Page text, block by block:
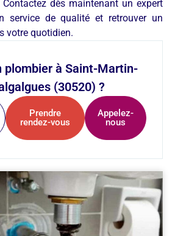
Contactez dès maintenant un expert
service de qualité et retrouver un
votre quotidien.
plombier à Saint-Martin-
(30520) ?
Prendre
rendez-vous
Appelez-
nous